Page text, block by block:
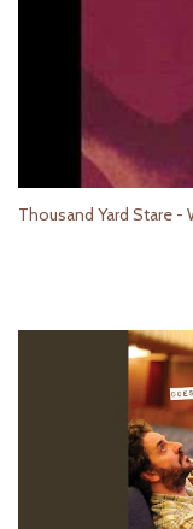
Thousand Yard Stare -